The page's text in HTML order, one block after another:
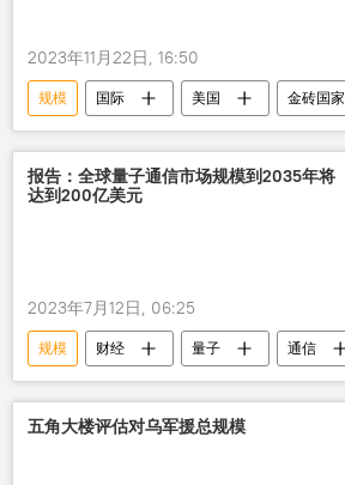
2023年11月22日, 16:50
规模 国际 美国
金砖国家
G7
经济
报告：全球量子通信市场规模到2035年将
达到200亿美元
2023年7月12日, 06:25
规模 财经 量子
通信
市场
五角大楼评估对乌军援总规模